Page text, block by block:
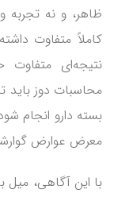
ظاهر، و نه تجربه
کاملاً متفاوت
نتیجه‌ای
محاسبات دوز باید
بسته دارو انجام
معرض عوارض
با این آگاهی، میل